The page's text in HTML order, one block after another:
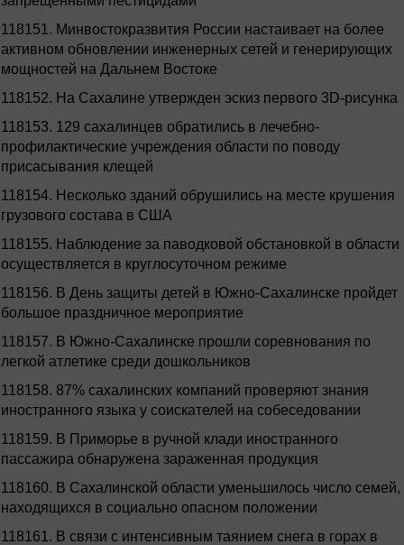
118151. Минвостокразвития России настаивает на более
активном обновлении инженерных сетей и генерирующих
мощностей на Дальнем Востоке
118152. На Сахалине утвержден эскиз первого 3D-рисунка
118153. 129 сахалинцев обратились в лечебно-
профилактические учреждения области по поводу
присасывания клещей
118154. Несколько зданий обрушились на месте крушения
грузового состава в США
118155. Наблюдение за паводковой обстановкой в области
осуществляется в круглосуточном режиме
118156. В День защиты детей в Южно-Сахалинске пройдет
большое праздничное мероприятие
118157. В Южно-Сахалинске прошли соревнования по
легкой атлетике среди дошкольников
118158. 87% сахалинских компаний проверяют знания
иностранного языка у соискателей на собеседовании
118159. В Приморье в ручной клади иностранного
пассажира обнаружена зараженная продукция
118160. В Сахалинской области уменьшилось число семей,
находящихся в социально опасном положении
118161. В связи с интенсивным таянием снега в горах в